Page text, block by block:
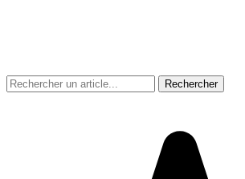
Rechercher